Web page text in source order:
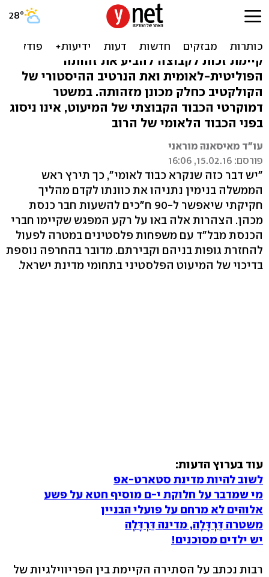
בין כבוד האדם של המיעוט
לכבוד הלאומי
קיימת זכות לקבוצה להביע את זהותה
הפוליטית-לאומית ואת הנרטיב ההיסטורי של
הקולקטיב כחלק מכונן מזהותה. במשטר
דמוקרטי הכבוד הקבוצתי של המיעוט, אינו ניסוג
בפני הכבוד הלאומי של הרוב
עו"ד מאיסאנה מוראני
פורסם: 15.02.16, 16:06
"יש דבר כזה שנקרא כבוד לאומי", כך תירץ ראש
הממשלה בנימין נתניהו את כוונתו לקדם מהליך
חקיקתי שיאפשר ל-90 ח"כים להשעות חבר כנסת
מכהן. הצהרות אלה באו על רקע המפגש שקיימו חברי
הכנסת מבל"ד עם משפחות פלסטינים במטרה לפעול
להחזרת גופות בניהם וקבירתם. מדובר בהחרפה נוספת
בדיכוי של המיעוט הפלסטיני בתחומי מדינת ישראל.
עוד בערוץ הדעות:
לשוב להיות מדינת סטארט-אפ
מי שמדבר על חלוקת י-ם מוסיף חטא על פשע
אלוהים לא מרחם על פועלי הבניין
משטרה דַּרְדָּלֶה, מדינה דַּרְדָּלֶה
יש ילדים מסוכנים!
רבות נכתב על הסתירה הקיימת בין הפריווילגיות של